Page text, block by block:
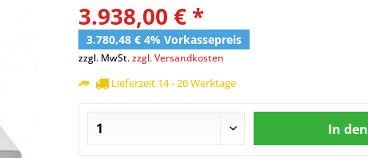
3.938,00 € *
3.780,48 € 4% Vorkassepreis
zzgl. MwSt.zzgl. Versandkosten
Lieferzeit 14 - 20 Werktage
In den